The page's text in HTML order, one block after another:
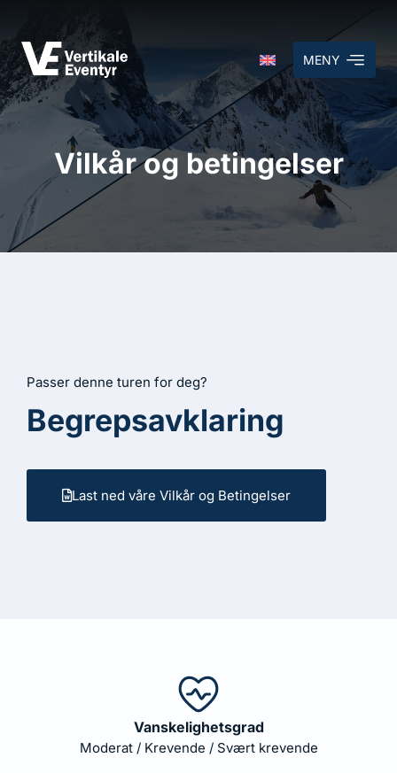
MENY
Vilkår og betingelser
Passer denne turen for deg?
Begrepsavklaring
Last ned våre Vilkår og Betingelser
Vanskelighetsgrad
Moderat / Krevende / Svært krevende